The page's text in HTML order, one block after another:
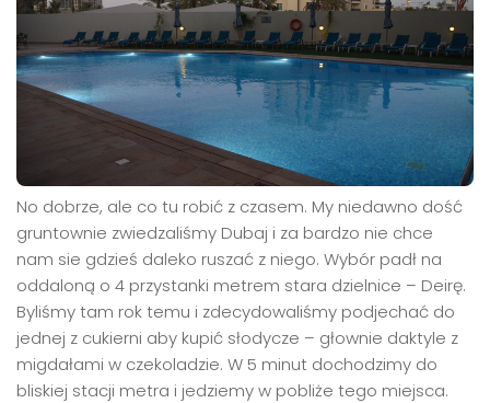
No dobrze, ale co tu robić z czasem. My niedawno dość
gruntownie zwiedzaliśmy Dubaj i za bardzo nie chce
nam sie gdzieś daleko ruszać z niego. Wybór padł na
oddaloną o 4 przystanki metrem stara dzielnice – Deirę.
Byliśmy tam rok temu i zdecydowaliśmy podjechać do
jednej z cukierni aby kupić słodycze – głownie daktyle z
migdałami w czekoladzie. W 5 minut dochodzimy do
bliskiej stacji metra i jedziemy w pobliże tego miejsca.